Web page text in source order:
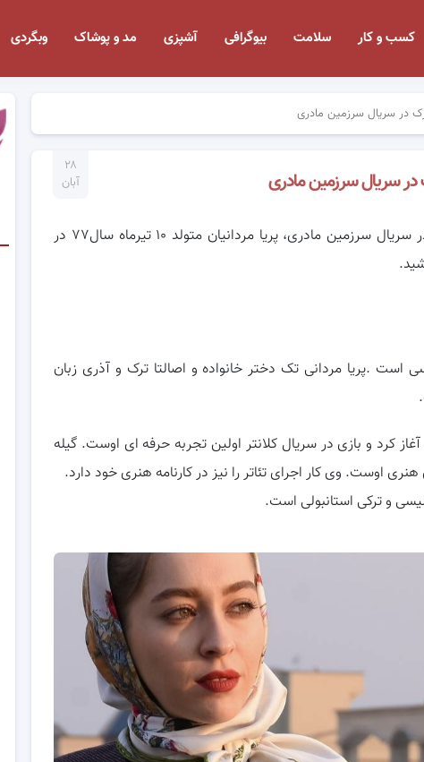
کسب و کار سلامت بیوگرافی آشپزی مد و پوشاک وبگردی
در سریال سرزمین مادری
۲۸
آبان
در سریال سرزمین مادری
عکس های بزرگسالی پریا مردانیان بازیگر نقش شاپرک در سریال سرزمین مادری، پریا مردانیان متولد ۱۰ تیرماه سال۷۷ در
است .پریا مردانی تک دختر خانواده و اصالتا ترک و آذری زبان
پاییزی آغاز کرد و بازی در سریال کلانتر اولین تجربه حرفه ای اوست. گیله
اوست. وی کار اجرای تئاتر را نیز در کارنامه هنری خود دارد.
و ترکی استانبولی است.